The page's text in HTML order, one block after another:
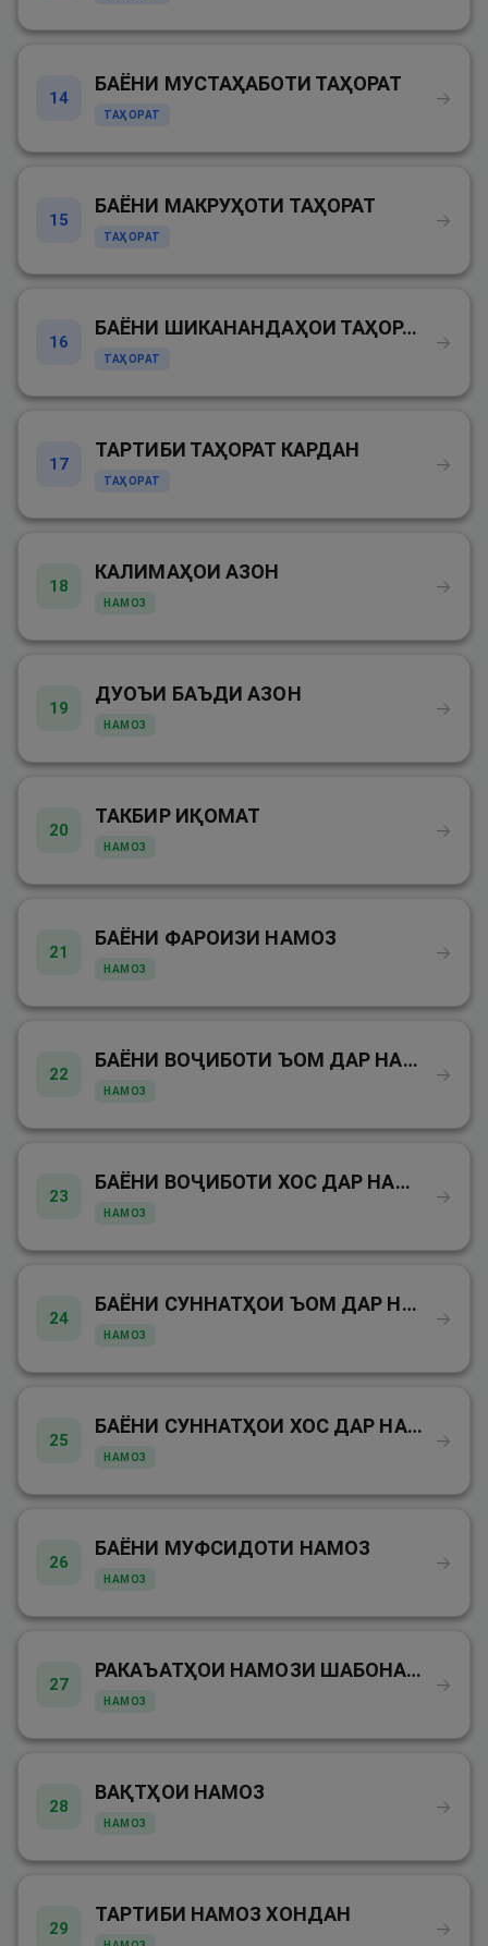
14
БАЁНИ МУСТАҲАБОТИ ТАҲОРАТ
ТАҲОРАТ
→
15
БАЁНИ МАКРУҲОТИ ТАҲОРАТ
ТАҲОРАТ
→
16
БАЁНИ ШИКАНАНДАҲОИ ТАҲОРАТ
ТАҲОРАТ
→
17
ТАРТИБИ ТАҲОРАТ КАРДАН
ТАҲОРАТ
→
18
КАЛИМАҲОИ АЗОН
НАМОЗ
→
19
ДУОЪИ БАЪДИ АЗОН
НАМОЗ
→
20
ТАКБИР ИҚОМАТ
НАМОЗ
→
21
БАЁНИ ФАРОИЗИ НАМОЗ
НАМОЗ
→
22
БАЁНИ ВОҶИБОТИ ЪОМ ДАР НАМОЗ
НАМОЗ
→
23
БАЁНИ ВОҶИБОТИ ХОС ДАР НАМОЗ
НАМОЗ
→
24
БАЁНИ СУННАТҲОИ ЪОМ ДАР НАМОЗ
НАМОЗ
→
25
БАЁНИ СУННАТҲОИ ХОС ДАР НАМОЗ
НАМОЗ
→
26
БАЁНИ МУФСИДОТИ НАМОЗ
НАМОЗ
→
27
РАКАЪАТҲОИ НАМОЗИ ШАБОНАРӮЗӢ
НАМОЗ
→
28
ВАҚТҲОИ НАМОЗ
НАМОЗ
→
29
ТАРТИБИ НАМОЗ ХОНДАН
→